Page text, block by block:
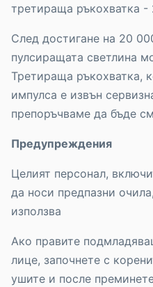
третираща ръкохватка -
След достигане на 20
пулсиращата светлина
Третираща ръкохватка,
импулса е извън
препоръчваме да бъде
Предупреждения
Целият персонал,
да носи предпазни
използва
Ако правите
лице, започнете с
ушите и после